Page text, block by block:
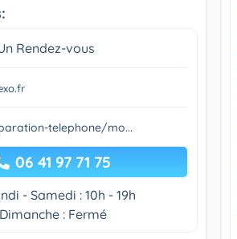
Rendez-vous
telephone/mo...
06 41 97 71 75
- Samedi : 10h - 19h
Dimanche : Fermé